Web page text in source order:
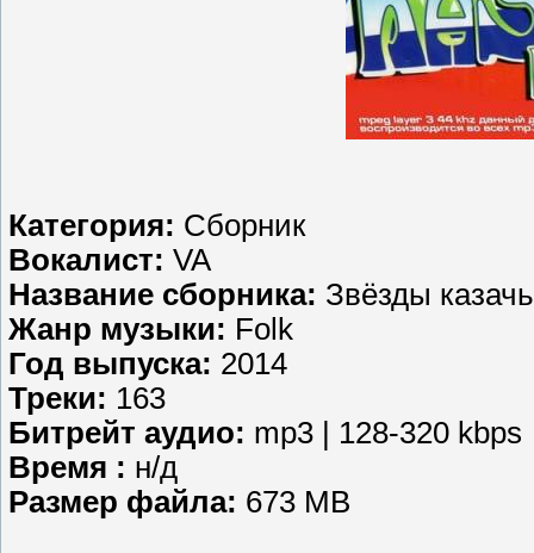
Категория: Сборник
Вокалист: VA
Название сборника: Звёзды
Жанр музыки: Folk
Год выпуска: 2014
Треки: 163
Битрейт аудио: mp3 | 128-320 kbps
Время : н/д
Размер файла: 673 MB